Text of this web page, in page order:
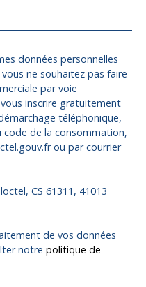
données personnelles
ne souhaitez pas faire
par voie
inscrire gratuitement
téléphonique,
code de la consommation,
ou par courrier
CS 61311, 41013
de vos données
notre politique de